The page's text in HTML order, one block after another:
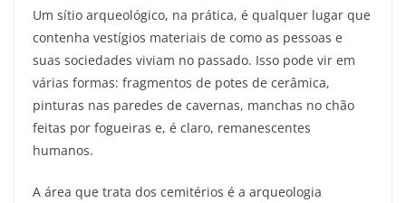
Um sítio arqueológico, na prática, é qualquer lugar que
contenha vestígios materiais de como as pessoas e
suas sociedades viviam no passado. Isso pode vir em
várias formas: fragmentos de potes de cerâmica,
pinturas nas paredes de cavernas, manchas no chão
feitas por fogueiras e, é claro, remanescentes
humanos.
A área que trata dos cemitérios é a arqueologia